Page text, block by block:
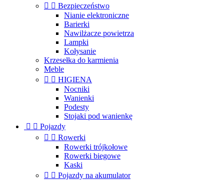
  Bezpieczeństwo
Nianie elektroniczne
Barierki
Nawilżacze powietrza
Lampki
Kołysanie
Krzesełka do karmienia
Meble
  HIGIENA
Nocniki
Wanienki
Podesty
Stojaki pod wanienkę
  Pojazdy
  Rowerki
Rowerki trójkołowe
Rowerki biegowe
Kaski
  Pojazdy na akumulator